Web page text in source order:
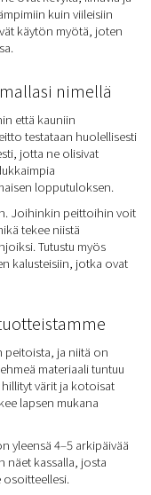
kuin viileisiin
käytön myötä, joten
nimellä
että kauniin
testataan huolellisesti
jotta ne olisivat
lopputuloksen.
Joihinkin peittoihin voit
tekee niistä
Tutustu myös
kalusteisiin, jotka ovat
peitoista, ja niitä on
materiaali tuntuu
värit ja kotoisat
lapsen mukana
yleensä 4–5 arkipäivää
näet kassalla, josta